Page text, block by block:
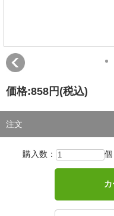
価格:858円 (税込)
注文
購入数： 個